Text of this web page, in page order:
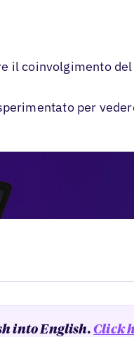
il coinvolgimento
per
into English. Click